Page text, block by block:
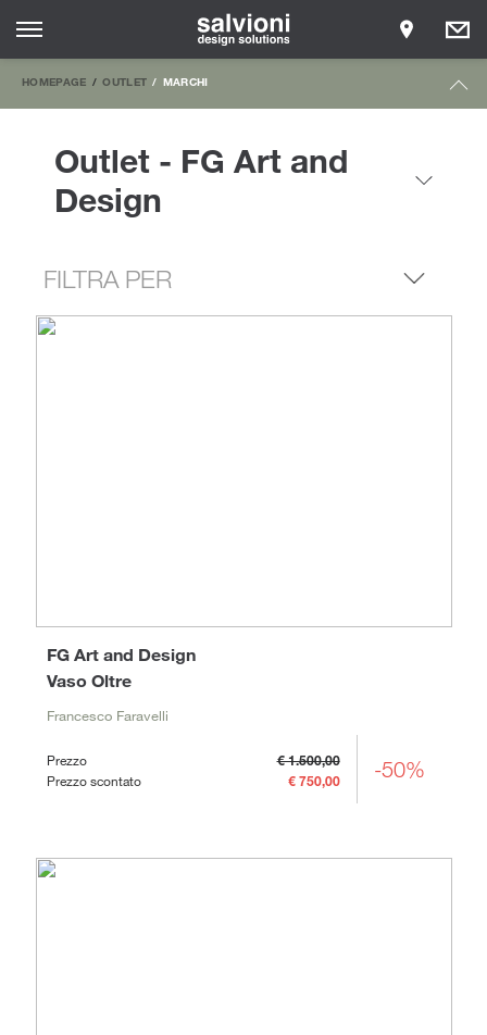
HOMEPAGE OUTLET MARCHI
Outlet - FG Art and
Design
FILTRA PER
Vaso Oltre
FG Art and Design
Francesco Faravelli
Prezzo
€ 1.500,00
Prezzo scontato
€ 750,00 -50%